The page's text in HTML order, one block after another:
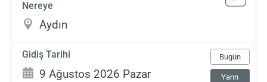
Nereye
Gidiş Tarihi Bugün
Yarın